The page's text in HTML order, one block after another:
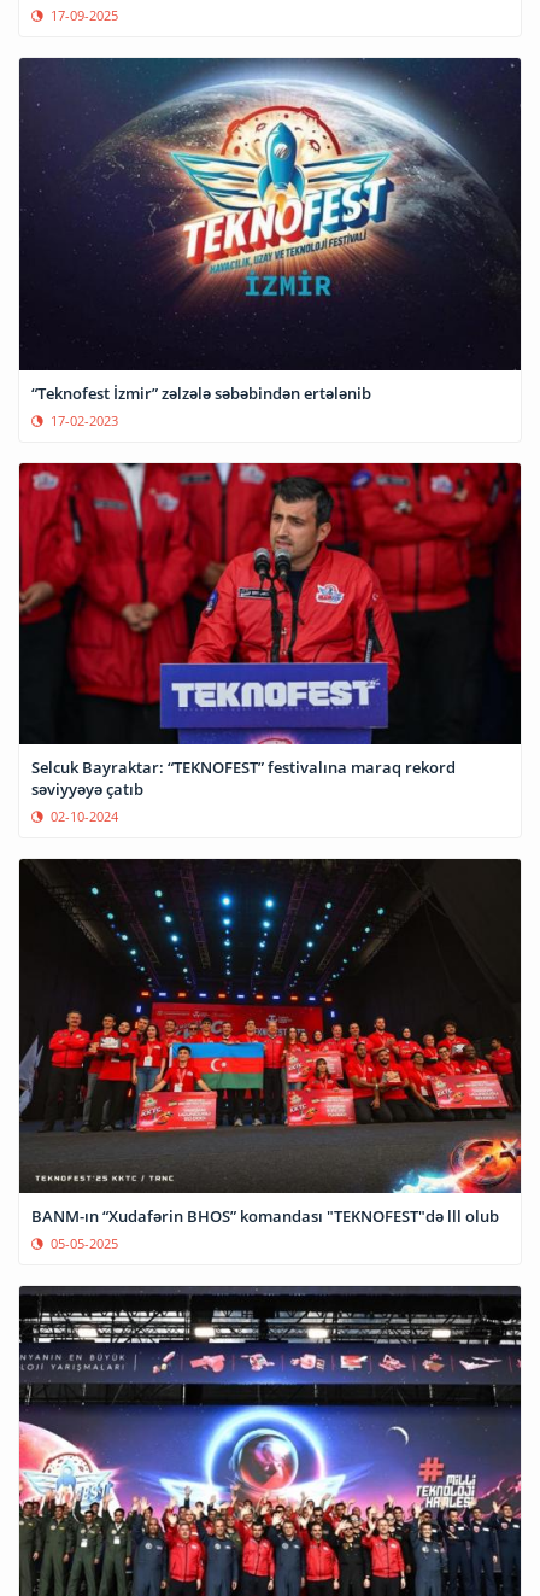
17-09-2025
“Teknofest İzmir” zəlzələ səbəbindən ertələnib
17-02-2023
Selcuk Bayraktar: “TEKNOFEST” festivalına maraq rekord
səviyyəyə çatıb
02-10-2024
BANM-ın “Xudafərin BHOS” komandası "TEKNOFEST"də lll olub
05-05-2025